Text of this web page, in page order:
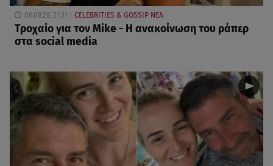
06.08.26, 21:31 CELEBRITIES & GOSSIP ΝΕΑ
Τροχαίο για τον Mike - Η ανακοίνωση του ράπερ
στα social media